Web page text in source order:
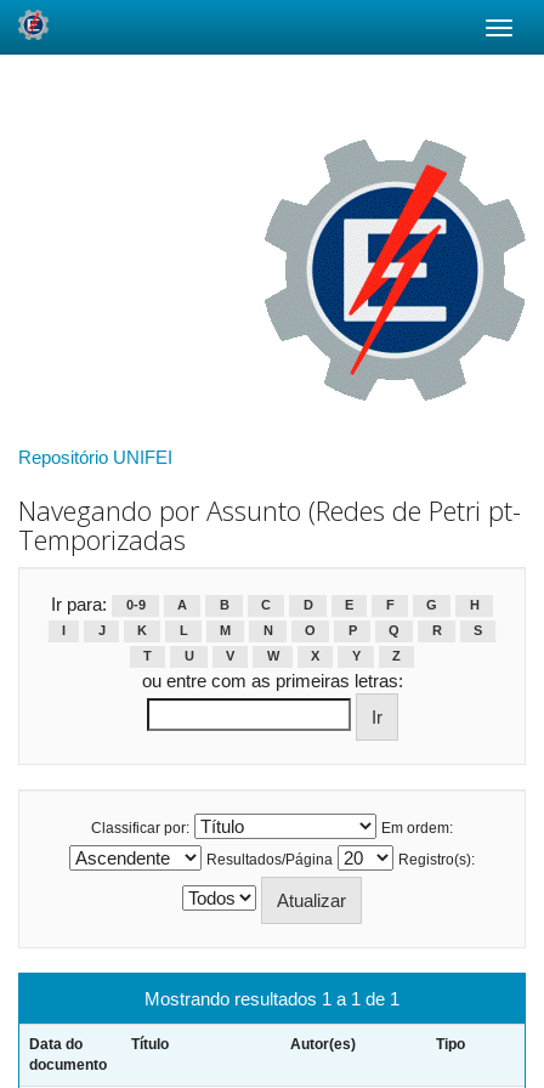
Repositório UNIFEI
Navegando por Assunto (Redes de Petri pt-
Temporizadas
Ir para: 0-9 A B C D E F G
H
J K L M N O P Q R
S
T
U V W X Y Z
ou entre com as primeiras letras:
Classificar por:
Em ordem:
Resultados/Página
Registro(s):
Mostrando resultados 1 a 1 de 1
Data do
documento
Título Autor(es) Tipo